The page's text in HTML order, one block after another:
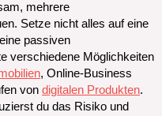
mehrere
Setze nicht alles auf eine
passiven
verschiedene Möglichkeiten
, Online-Business
von digitalen Produkten.
du das Risiko und